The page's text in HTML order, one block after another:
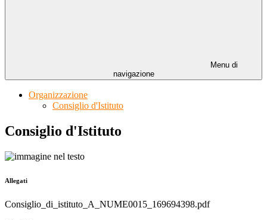
Menu di
navigazione
Organizzazione
Consiglio d'Istituto
Consiglio d'Istituto
Allegati
Consiglio_di_istituto_A_NUME0015_169694398.pdf